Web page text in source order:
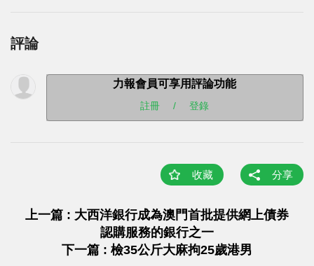
評論
力報會員可享用評論功能
註冊 / 登錄
收藏 分享
上一篇 : 大西洋銀行成為澳門首批提供網上債券
認購服務的銀行之一
下一篇 : 檢35公斤大麻拘25歲港男